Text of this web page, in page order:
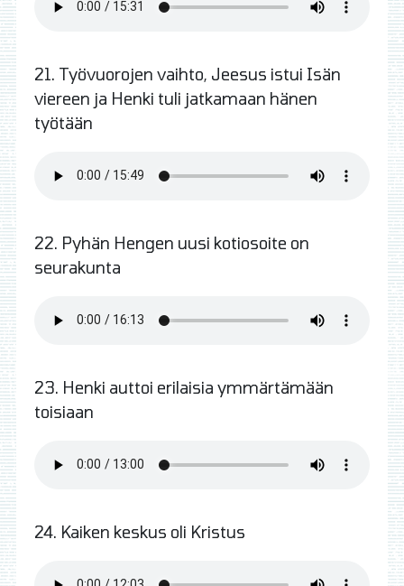
21. Työvuorojen vaihto, Jeesus istui Isän
viereen ja Henki tuli jatkamaan hänen
työtään
22. Pyhän Hengen uusi kotiosoite on
seurakunta
23. Henki auttoi erilaisia ymmärtämään
toisiaan
24. Kaiken keskus oli Kristus